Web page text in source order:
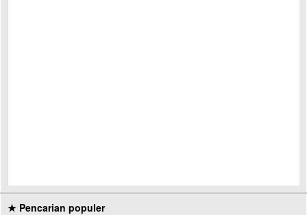
★ Pencarian populer